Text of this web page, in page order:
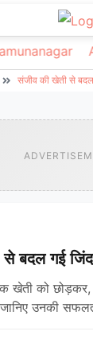
संजीव की खेती से
बदल गई
खेती को
उनकी